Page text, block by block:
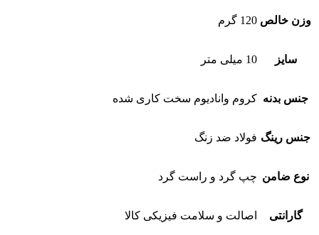
وزن خالص 120 گرم
سایز 10 میلی متر
جنس بدنه کروم وانادیوم سخت کاری شده
جنس رینگ فولاد ضد زنگ
نوع ضامن چپ گرد و راست گرد
گارانتی اصالت و سلامت فیزیکی کالا